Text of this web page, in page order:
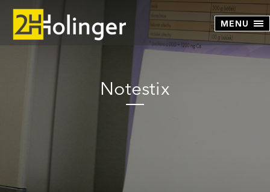
Direkt zum Inhalt
Notestix